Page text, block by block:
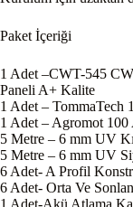
Paket İçeriği
1 Adet –CWT-545
Paneli A+ Kalite
1 Adet – TommaTech
1 Adet – Agromot
5 Metre – 6 mm UV
5 Metre – 6 mm UV
6 Adet- A Profil
6 Adet- Orta Ve
1 Adet-Akü Atlama